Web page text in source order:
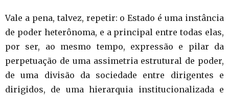
Vale a pena, talvez, repetir: o Estado é uma instância
de poder heterônoma, e a principal entre todas elas,
por ser, ao mesmo tempo, expressão e pilar da
perpetuação de uma assimetria estrutural de poder,
de uma divisão da sociedade entre dirigentes e
dirigidos, de uma hierarquia institucionalizada e